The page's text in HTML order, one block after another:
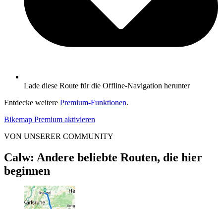
Lade diese Route für die Offline-Navigation herunter
Entdecke weitere Premium-Funktionen.
Bikemap Premium aktivieren
VON UNSERER COMMUNITY
Calw: Andere beliebte Routen, die hier
beginnen